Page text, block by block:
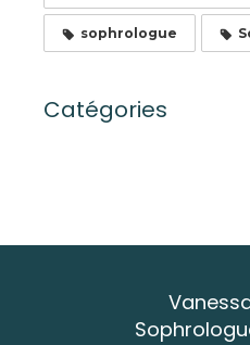
sophrologue
Catégories